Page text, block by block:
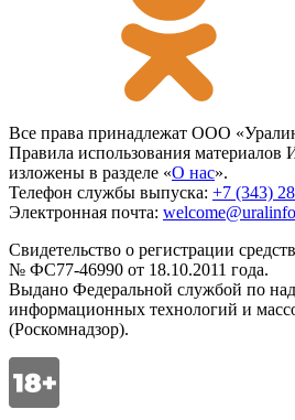
Все права принадлежат ООО
Правила использования
изложены в разделе «О нас».
Телефон службы выпуска: +7 (343)
Электронная почта:
Свидетельство о регистрации
№ ФС77-46990 от 18.10.2011 года.
Выдано Федеральной службой по
информационных технологий и
(Роскомнадзор).